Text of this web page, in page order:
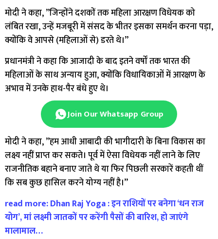
मोदी ने कहा, ”जिन्होंने दशकों तक महिला आरक्षण विधेयक को
लंबित रखा, उन्हें मजबूरी में संसद के भीतर इसका समर्थन करना पड़ा,
क्योंकि वे आपसे (महिलाओं से) डरते थे।”
प्रधानमंत्री ने कहा कि आजादी के बाद इतने वर्षों तक भारत की
महिलाओं के साथ अन्याय हुआ, क्योंकि विधायिकाओं में आरक्षण के
अभाव में उनके हाथ-पैर बंधे हुए थे।
Join Our Whatsapp Group
मोदी ने कहा, ”हम आधी आबादी की भागीदारी के बिना विकास का
लक्ष्य नहीं प्राप्त कर सकते। पूर्व में ऐसा विधेयक नहीं लाने के लिए
राजनीतिक बहाने बनाए जाते थे या फिर पिछली सरकारें कहती थीं
कि सब कुछ हासिल करने योग्य नहीं है।”
read more: Dhan Raj Yoga : इन राशियों पर बनेगा ‘धन राज
योग’, मां लक्ष्मी जातकों पर करेंगी पैसों की बारिश, हो जाएंगे
मालामाल…